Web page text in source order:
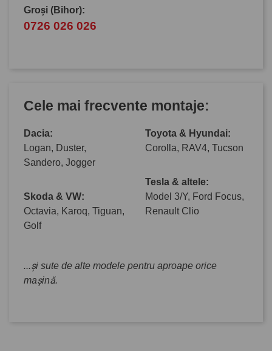
Groși (Bihor):
0726 026 026
Cele mai frecvente montaje:
Dacia:
Logan, Duster,
Sandero, Jogger
Skoda & VW:
Octavia, Karoq, Tiguan,
Golf
Toyota & Hyundai:
Corolla, RAV4, Tucson
Tesla & altele:
Model 3/Y, Ford Focus,
Renault Clio
...și sute de alte modele pentru aproape orice
mașină.